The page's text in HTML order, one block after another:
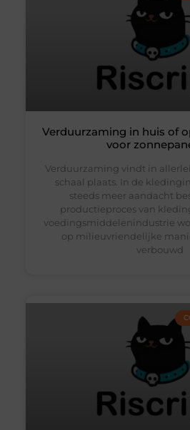
Verduurzaming in huis of
voor
Verduurzaming vindt in
schaal plaats. In de
steeds meer aandacht
productieproces van
voedingsmiddelenindustrie
op milieuvriendelijke
verbouwd